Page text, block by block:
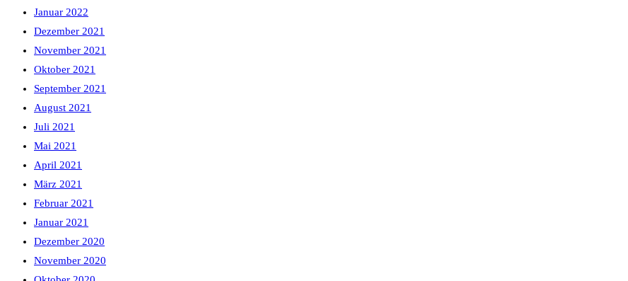
Januar 2022
Dezember 2021
November 2021
Oktober 2021
September 2021
August 2021
Juli 2021
Mai 2021
April 2021
März 2021
Februar 2021
Januar 2021
Dezember 2020
November 2020